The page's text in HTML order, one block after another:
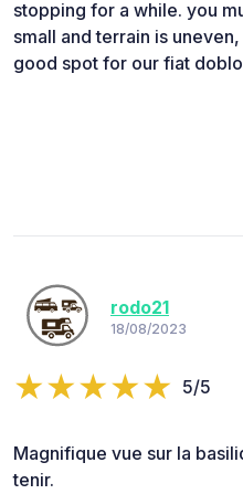
stopping for a while. you
small and terrain is
good spot for our fiat
rodo21
18/08/2023
5/5
Magnifique vue sur la
tenir.